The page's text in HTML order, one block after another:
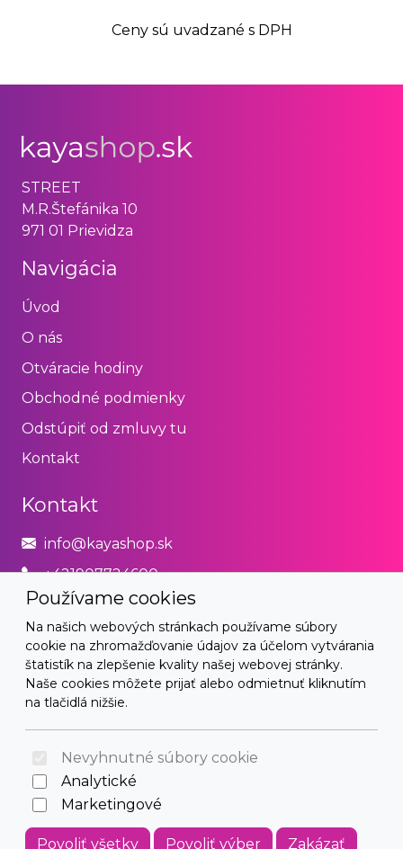
Ceny sú uvadzané s DPH
Používame cookies
Na našich webových stránkach používame súbory
cookie na zhromažďovanie údajov za účelom vytvárania
štatistík na zlepšenie kvality našej webovej stránky.
Naše cookies môžete prijať alebo odmietnuť kliknutím
na tlačidlá nižšie.
Nevyhnutné súbory cookie
Analytické
Marketingové
Povoliť všetky Povoliť výber Zakázať
STREET
M.R.Štefánika 10
971 01 Prievidza
Navigácia
Úvod
O nás
Otváracie hodiny
Obchodné podmienky
Odstúpiť od zmluvy tu
Kontakt
Kontakt
info@kayashop.sk
+421907724600
Právne
Obchodné podmienky
Zásady používania cookies
© 2026 Arrabella s.r.o., mayabella s.r.o., Všetky práva
vyhradené.
Hosting: - Web: